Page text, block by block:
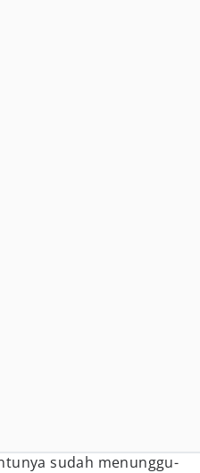
sudah menunggu-